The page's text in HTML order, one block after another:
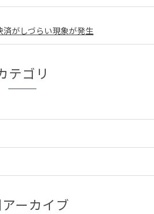
済がしづらい現象が発生
テゴリ
ーカイブ